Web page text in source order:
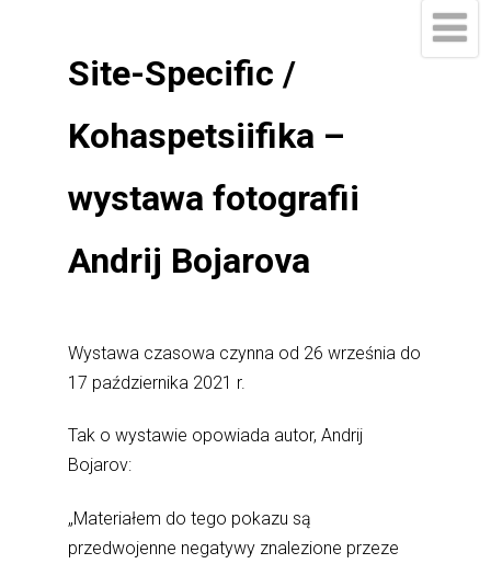
Site-Specific /
Kohaspetsiifika –
wystawa fotografii
Andrij Bojarova
Wystawa czasowa czynna od 26 września do
17 października 2021 r.
Tak o wystawie opowiada autor, Andrij
Bojarov:
„Materiałem do tego pokazu są
przedwojenne negatywy znalezione przeze